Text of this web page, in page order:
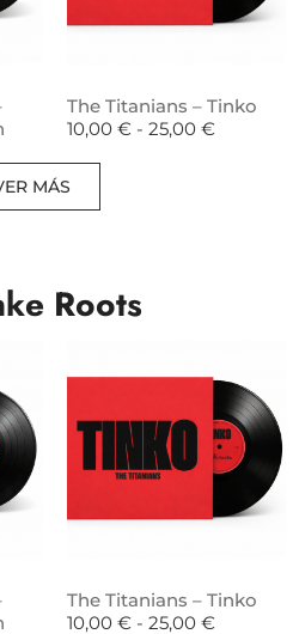
The Titanians – Tinko
10,00 € - 25,00 €
MÁS
Roots
The Titanians – Tinko
10,00 € - 25,00 €